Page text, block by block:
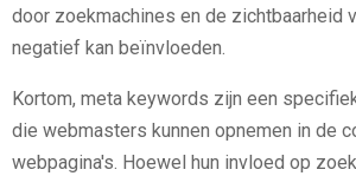
door zoekmachines en de zichtbaarheid
negatief kan beïnvloeden.
Kortom, meta keywords zijn een
die webmasters kunnen opnemen in de
webpagina's. Hoewel hun invloed op